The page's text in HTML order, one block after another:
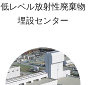
低レベル放射性廃棄物
埋設センター